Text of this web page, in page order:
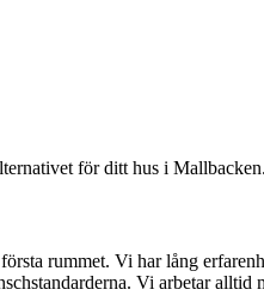
för ditt hus i Mallbacken.
rummet. Vi har lång
Vi arbetar alltid